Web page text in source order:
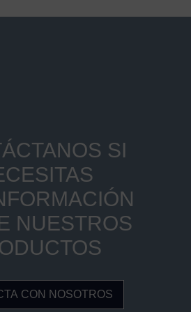
SI
NUESTROS
CON NOSOTROS